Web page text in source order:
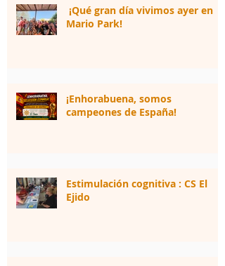
¡Qué gran día vivimos ayer en
Mario Park!
¡Enhorabuena, somos
campeones de España!
Estimulación cognitiva : CS El
Ejido